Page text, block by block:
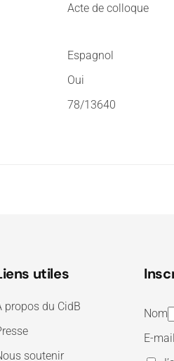
Acte de colloque
Espagnol
Oui
78/13640
utiles
propos du CidB
soutenir
Nom
E-mail